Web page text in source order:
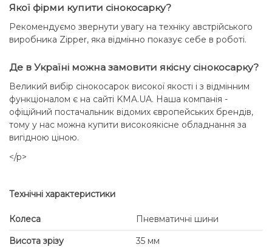
Якої фірми купити сінокосарку?
Рекомендуємо звернути увагу на техніку австрійського
виробника Zipper, яка відмінно показує себе в роботі.
Де в Україні можна замовити якісну сінокосарку?
Великий вибір сінокосарок високої якості і з відмінним
функціоналом є на сайті KMA.UA. Наша компанія -
офіційний постачальник відомих європейських брендів,
тому у нас можна купити високоякісне обладнання за
вигідною ціною.
</p>
Технічні характеристики
Колеса
Пневматичні шини
Висота зрізу
35 мм